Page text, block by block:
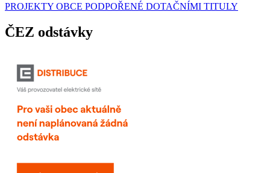
PROJEKTY OBCE PODPOŘENÉ DOTAČNÍMI TITULY
ČEZ odstávky